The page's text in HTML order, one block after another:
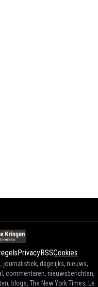
PrivacyRSSCookies
journalistiek, dagelijks, nieuws,
commentaren, nieuwsberichten,
blogs, The New York Times, Le